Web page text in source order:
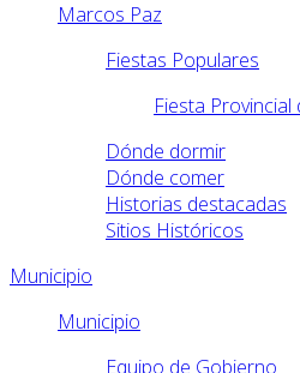
Marcos Paz
Fiestas Populares
Fiesta Provincial
Dónde dormir
Dónde comer
Historias destacadas
Sitios Históricos
Municipio
Municipio
Equipo de Gobierno